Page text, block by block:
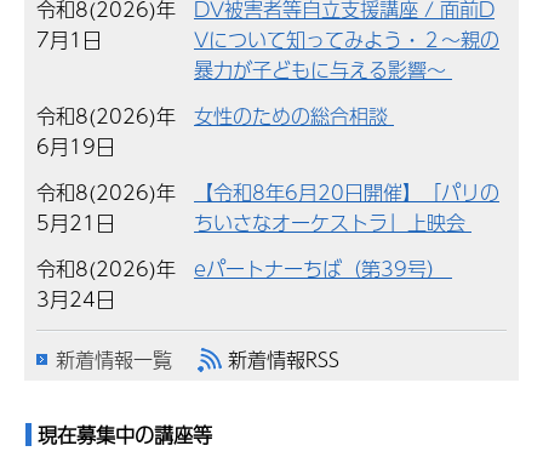
令和8(2026)年
7月1日
DV被害者等自立支援講座 / 面前D
Vについて知ってみよう・２～親の
暴力が子どもに与える影響～
令和8(2026)年
6月19日
女性のための総合相談
令和8(2026)年
5月21日
【令和8年6月20日開催】「パリの
ちいさなオーケストラ」上映会
令和8(2026)年
3月24日
eパートナーちば（第39号）
新着情報一覧 新着情報RSS
現在募集中の講座等